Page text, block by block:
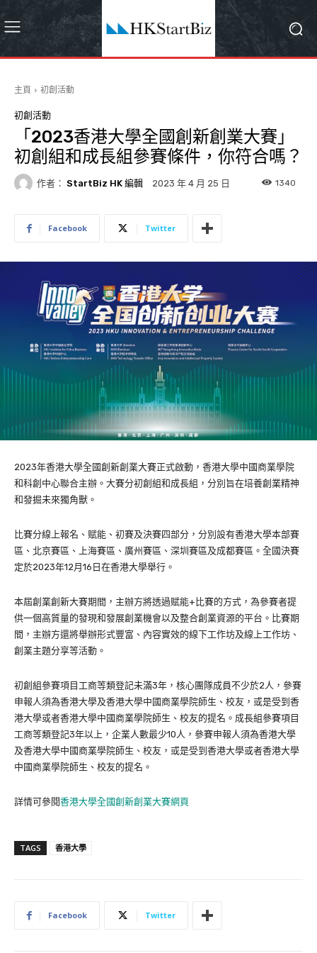
主頁 初創活動
初創活動
「2023香港大學全國創新創業大賽」
初創組和成長組參賽條件，你符合嗎？
作者： StartBiz HK 編輯 2023 年 4 月 25 日 1340
Facebook Twitter
2023年香港大學全國創新創業大賽正式啟動，香港大學中國商業學院
和科創中心聯合主辦。大賽分初創組和成長組，分別旨在培養創業精神
和發掘未來獨角獸。
比賽分線上報名、赋能、初賽及決賽四部分，分別設有香港大學本部賽
區、北京賽區、上海賽區、廣州賽區、深圳賽區及成都賽區。全國決賽
定於2023年12月16日在香港大學舉行。
本屆創業創新大賽期間，主辦方將透過赋能+比賽的方式，為參賽者提
供一個高質量的發現和發展創業機會以及整合創業資源的平台。比賽期
間，主辦方還將舉辦形式豐富、內容實效的線下工作坊及線上工作坊、
創業主題分享等活動。
初創組參賽項目工商等類登記未滿3年，核心團隊成員不少於2人，參賽
申報人須為香港大學及香港大學中國商業學院師生、校友，或是受到香
港大學或者香港大學中國商業學院師生、校友的提名。成長組參賽項目
工商等類登記3年以上，企業人數最少10人，參賽申報人須為香港大學
及香港大學中國商業學院師生、校友，或是受到香港大學或者香港大學
中國商業學院師生、校友的提名。
詳情可參閱香港大學全國創新創業大賽網頁
TAGS 香港大學
Facebook Twitter